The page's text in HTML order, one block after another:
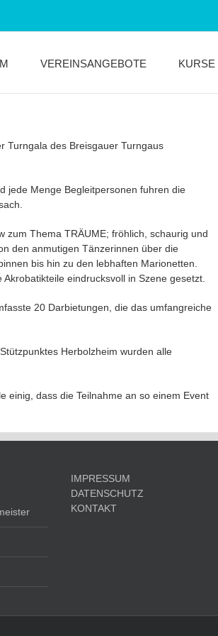
VEREINSANGEBOTE KURSE
Turngala des Breisgauer Turngaus
jede Menge Begleitpersonen fuhren die
zum Thema TRÄUME; fröhlich, schaurig und
den anmutigen Tänzerinnen über die
bis hin zu den lebhaften Marionetten.
eindrucksvoll in Szene gesetzt.
20 Darbietungen, die das umfangreiche
Herbolzheim wurden alle
einig, dass die Teilnahme an so einem Event
IMPRESSUM
DATENSCHUTZ
KONTAKT